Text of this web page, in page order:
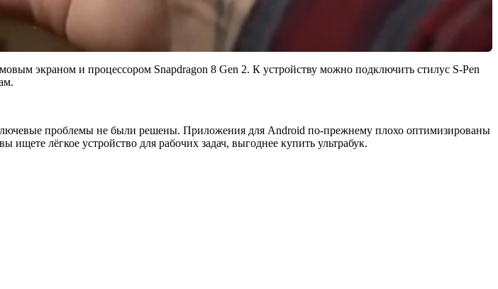
экраном и процессором Snapdragon 8 Gen 2. К устройству можно подключить стилус S-Pen
проблемы не были решены. Приложения для Android по-прежнему плохо оптимизированы
лёгкое устройство для рабочих задач, выгоднее купить ультрабук.